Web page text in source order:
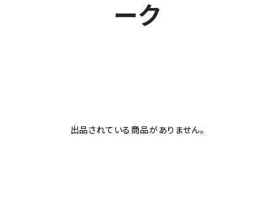
ーク
出品されている商品がありません。